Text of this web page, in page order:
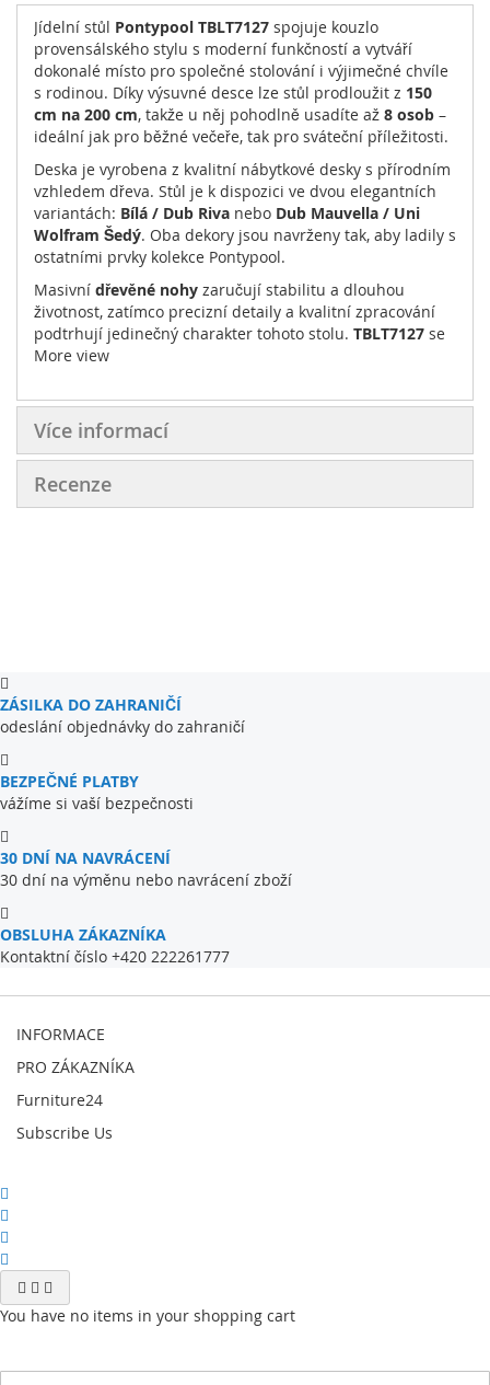
Jídelní stůl Pontypool TBLT7127 spojuje kouzlo
provensálského stylu s moderní funkčností a vytváří
dokonalé místo pro společné stolování i výjimečné chvíle
s rodinou. Díky výsuvné desce lze stůl prodloužit z 150
cm na 200 cm, takže u něj pohodlně usadíte až 8 osob –
ideální jak pro běžné večeře, tak pro sváteční příležitosti.
Deska je vyrobena z kvalitní nábytkové desky s přírodním
vzhledem dřeva. Stůl je k dispozici ve dvou elegantních
variantách: Bílá / Dub Riva nebo Dub Mauvella / Uni
Wolfram Šedý. Oba dekory jsou navrženy tak, aby ladily s
ostatními prvky kolekce Pontypool.
Masivní dřevěné nohy zaručují stabilitu a dlouhou
životnost, zatímco precizní detaily a kvalitní zpracování
podtrhují jedinečný charakter tohoto stolu. TBLT7127 se
skvěle hodí do klasických i moderních jídelen a stane se
More view
Více informací
Recenze
ZÁSILKA DO ZAHRANIČÍ
odeslání objednávky do zahraničí
BEZPEČNÉ PLATBY
vážíme si vaší bezpečnosti
30 DNÍ NA NAVRÁCENÍ
30 dní na výměnu nebo navrácení zboží
OBSLUHA ZÁKAZNÍKA
Kontaktní číslo +420 222261777
INFORMACE
PRO ZÁKAZNÍKA
Furniture24
Subscribe Us
You have no items in your shopping cart